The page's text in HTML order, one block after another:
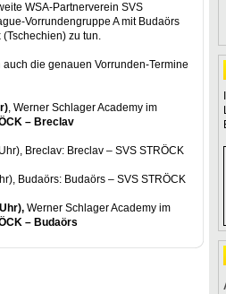
WSA-Partnerverein SVS
Vorrundengruppe A mit Budaörs
zu tun.
die genauen Vorrunden-Termine
, Werner Schlager Academy im
– Breclav
Breclav: Breclav – SVS STRÖCK
Budaörs: Budaörs – SVS STRÖCK
Werner Schlager Academy im
– Budaörs